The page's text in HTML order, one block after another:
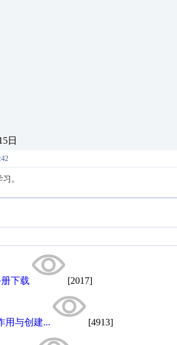
日
。
下载 [2017]
用与创建... [4913]